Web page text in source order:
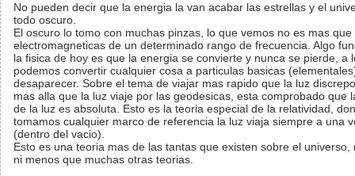
No pueden decir que la energia la van acabar las estrellas y el
todo oscuro.
El oscuro lo tomo con muchas pinzas, lo que vemos no es mas que
electromagneticas de un determinado rango de frecuencia. Algo
la fisica de hoy es que la energia se convierte y nunca se pierde, a
podemos convertir cualquier cosa a particulas basicas
desaparecer. Sobre el tema de viajar mas rapido que la luz
mas alla que la luz viaje por las geodesicas, esta comprobado que
de la luz es absoluta. Esto es la teoria especial de la relatividad,
tomamos cualquier marco de referencia la luz viaja siempre a una
(dentro del vacio).
Esto es una teoria mas de las tantas que existen sobre el universo,
ni menos que muchas otras teorias.